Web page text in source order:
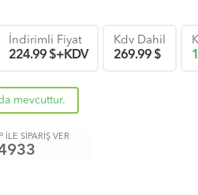
İndirimli Fiyat
224.99 $+KDV
Kdv Dahil
269.99 $
mevcuttur.
İLE SİPARİŞ VER